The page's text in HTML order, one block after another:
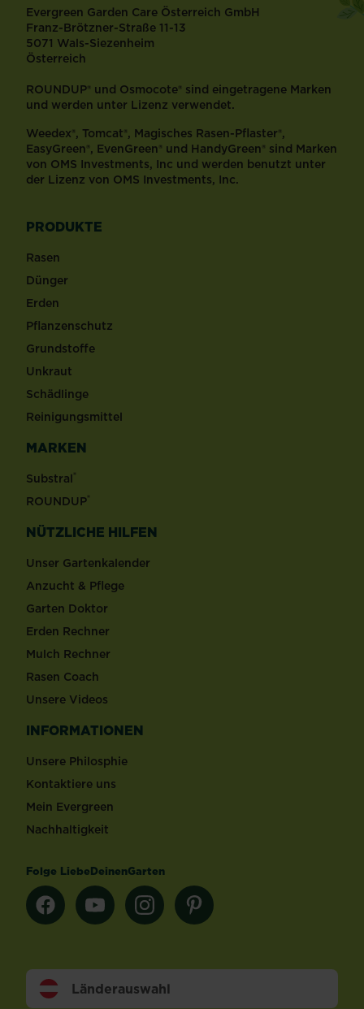
Evergreen Garden Care Österreich GmbH
Franz-Brötzner-Straße 11-13
5071 Wals-Siezenheim
Österreich
ROUNDUP® und Osmocote® sind eingetragene Marken
und werden unter Lizenz verwendet.
Weedex®, Tomcat®, Magisches Rasen-Pflaster®,
EasyGreen®, EvenGreen® und HandyGreen® sind Marken
von OMS Investments, Inc und werden benutzt unter
der Lizenz von OMS Investments, Inc.
PRODUKTE
Rasen
Dünger
Erden
Pflanzenschutz
Grundstoffe
Unkraut
Schädlinge
Reinigungsmittel
MARKEN
Substral®
ROUNDUP®
NÜTZLICHE HILFEN
Unser Gartenkalender
Anzucht & Pflege
Garten Doktor
Erden Rechner
Mulch Rechner
Rasen Coach
Unsere Videos
INFORMATIONEN
Unsere Philosphie
Kontaktiere uns
Mein Evergreen
Nachhaltigkeit
Folge LiebeDeinenGarten
Länderauswahl